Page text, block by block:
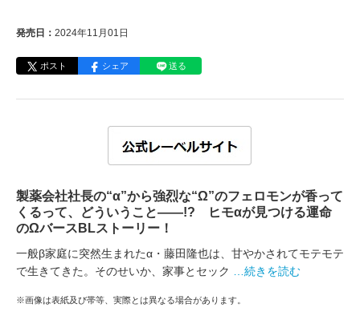
発売日： 2024年11月01日
ポスト シェア 送る
製薬会社社長の“α”から強烈な“Ω”のフェロモンが香って
くるって、どういうこと――!? ヒモαが見つける運命
のΩバースBLストーリー！
一般β家庭に突然生まれたα・藤田隆也は、甘やかされてモテモテ
で生きてきた。そのせいか、家事とセック
…続きを読む
※画像は表紙及び帯等、実際とは異なる場合があります。